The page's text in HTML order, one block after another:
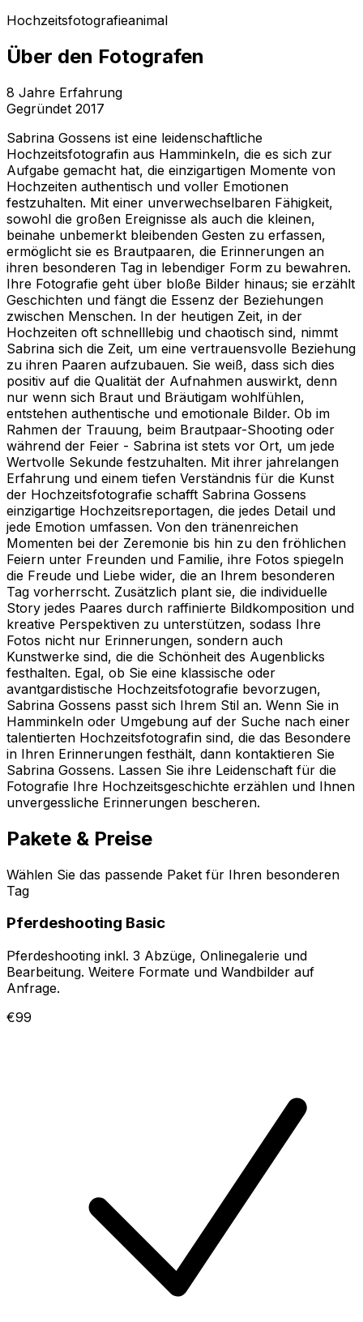
Hochzeitsfotografieanimal
Über den Fotografen
8 Jahre Erfahrung
Gegründet 2017
Sabrina Gossens ist eine leidenschaftliche
Hochzeitsfotografin aus Hamminkeln, die es sich zur
Aufgabe gemacht hat, die einzigartigen Momente von
Hochzeiten authentisch und voller Emotionen
festzuhalten. Mit einer unverwechselbaren Fähigkeit,
sowohl die großen Ereignisse als auch die kleinen,
beinahe unbemerkt bleibenden Gesten zu erfassen,
ermöglicht sie es Brautpaaren, die Erinnerungen an
ihren besonderen Tag in lebendiger Form zu bewahren.
Ihre Fotografie geht über bloße Bilder hinaus; sie erzählt
Geschichten und fängt die Essenz der Beziehungen
zwischen Menschen. In der heutigen Zeit, in der
Hochzeiten oft schnelllebig und chaotisch sind, nimmt
Sabrina sich die Zeit, um eine vertrauensvolle Beziehung
zu ihren Paaren aufzubauen. Sie weiß, dass sich dies
positiv auf die Qualität der Aufnahmen auswirkt, denn
nur wenn sich Braut und Bräutigam wohlfühlen,
entstehen authentische und emotionale Bilder. Ob im
Rahmen der Trauung, beim Brautpaar-Shooting oder
während der Feier - Sabrina ist stets vor Ort, um jede
Wertvolle Sekunde festzuhalten. Mit ihrer jahrelangen
Erfahrung und einem tiefen Verständnis für die Kunst
der Hochzeitsfotografie schafft Sabrina Gossens
einzigartige Hochzeitsreportagen, die jedes Detail und
jede Emotion umfassen. Von den tränenreichen
Momenten bei der Zeremonie bis hin zu den fröhlichen
Feiern unter Freunden und Familie, ihre Fotos spiegeln
die Freude und Liebe wider, die an Ihrem besonderen
Tag vorherrscht. Zusätzlich plant sie, die individuelle
Story jedes Paares durch raffinierte Bildkomposition und
kreative Perspektiven zu unterstützen, sodass Ihre
Fotos nicht nur Erinnerungen, sondern auch
Kunstwerke sind, die die Schönheit des Augenblicks
festhalten. Egal, ob Sie eine klassische oder
avantgardistische Hochzeitsfotografie bevorzugen,
Sabrina Gossens passt sich Ihrem Stil an. Wenn Sie in
Hamminkeln oder Umgebung auf der Suche nach einer
talentierten Hochzeitsfotografin sind, die das Besondere
in Ihren Erinnerungen festhält, dann kontaktieren Sie
Sabrina Gossens. Lassen Sie ihre Leidenschaft für die
Fotografie Ihre Hochzeitsgeschichte erzählen und Ihnen
unvergessliche Erinnerungen bescheren.
Pakete & Preise
Wählen Sie das passende Paket für Ihren besonderen
Tag
Pferdeshooting Basic
Pferdeshooting inkl. 3 Abzüge, Onlinegalerie und
Bearbeitung. Weitere Formate und Wandbilder auf
Anfrage.
€99